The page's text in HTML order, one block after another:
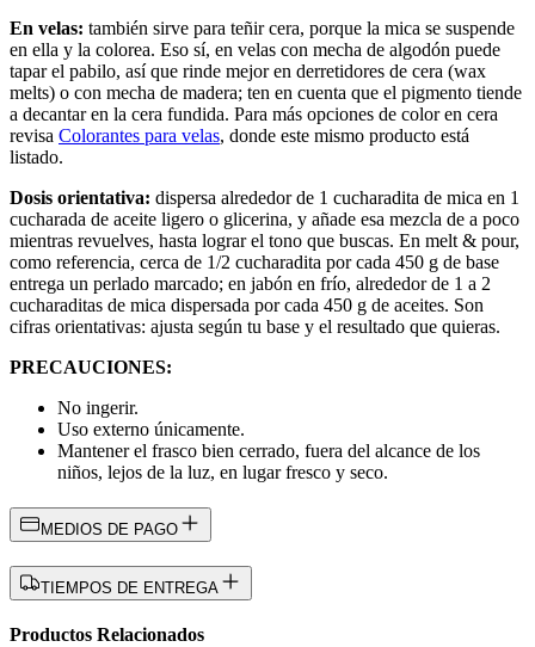
En velas: también sirve para teñir cera, porque la mica se suspende
en ella y la colorea. Eso sí, en velas con mecha de algodón puede
tapar el pabilo, así que rinde mejor en derretidores de cera (wax
melts) o con mecha de madera; ten en cuenta que el pigmento tiende
a decantar en la cera fundida. Para más opciones de color en cera
revisa Colorantes para velas, donde este mismo producto está
listado.
Dosis orientativa: dispersa alrededor de 1 cucharadita de mica en 1
cucharada de aceite ligero o glicerina, y añade esa mezcla de a poco
mientras revuelves, hasta lograr el tono que buscas. En melt & pour,
como referencia, cerca de 1/2 cucharadita por cada 450 g de base
entrega un perlado marcado; en jabón en frío, alrededor de 1 a 2
cucharaditas de mica dispersada por cada 450 g de aceites. Son
cifras orientativas: ajusta según tu base y el resultado que quieras.
PRECAUCIONES:
No ingerir.
Uso externo únicamente.
Mantener el frasco bien cerrado, fuera del alcance de los
niños, lejos de la luz, en lugar fresco y seco.
MEDIOS DE PAGO
TIEMPOS DE ENTREGA
Productos Relacionados